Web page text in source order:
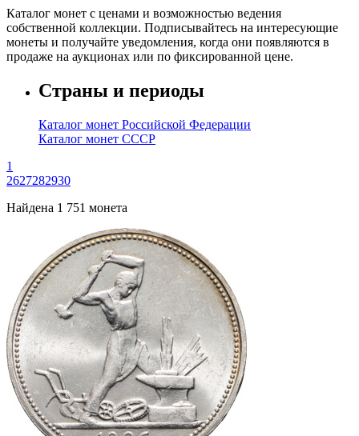
Каталог монет с ценами и возможностью ведения
собственной коллекции. Подписывайтесь на интересующие
монеты и получайте уведомления, когда они появляются в
продаже на аукционах или по фиксированной цене.
Страны и периоды
Каталог монет Российской Федерации
Каталог монет СССР
1
2627282930
Найдена 1 751 монета